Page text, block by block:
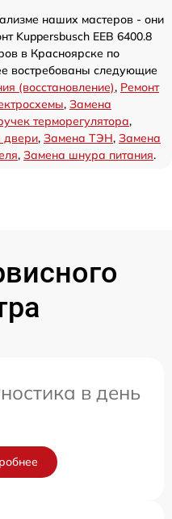
наших мастеров - они
Kuppersbusch EEB 6400.8
в Красноярске по
востребованы следующие
(восстановление), Ремонт
, Замена
терморегулятора,
двери, Замена ТЭН, Замена
, Замена шнура питания.
в день